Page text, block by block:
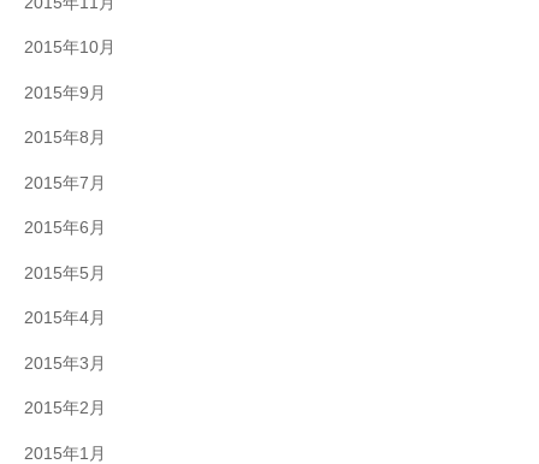
2015年10月
2015年9月
2015年8月
2015年7月
2015年6月
2015年5月
2015年4月
2015年3月
2015年2月
2015年1月